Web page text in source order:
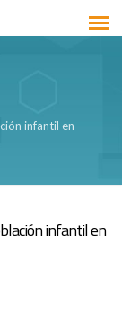
infantil en
infantil en